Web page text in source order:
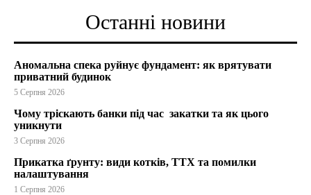
Останні новини
Аномальна спека руйнує фундамент: як врятувати
приватний будинок
5 Серпня 2026
Чому тріскають банки під час закатки та як цього
уникнути
3 Серпня 2026
Прикатка ґрунту: види котків, ТТХ та помилки
налаштування
1 Серпня 2026